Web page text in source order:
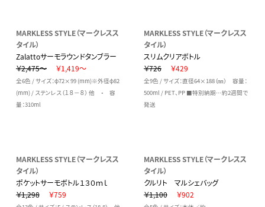
MARKLESS STYLE（マークレスス
タイル）
Zalattoサーモラウンドタンブラー
￥2,475～
￥1,419～
全6色 / サイズ：φ72×99 (mm)※外径φ82
(mm) / ステンレス（１８－８） 他 ・ 容
量：310ml
MARKLESS STYLE（マークレスス
タイル）
スリムクリアボトル
￥726
￥429
全9色 / サイズ：直径64×188（㎜） 容量：
500ml / PET、PP ■特別納期…約2週間で
発送
MARKLESS STYLE（マークレスス
タイル）
ポケットサーモボトル１３０ｍｌ
￥1,298
￥759
MARKLESS STYLE（マークレスス
タイル）
クルリト マルシェバッグ
￥1,100
￥902